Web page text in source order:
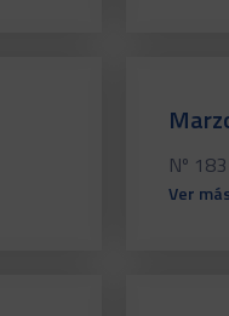
Nº 183
Ver